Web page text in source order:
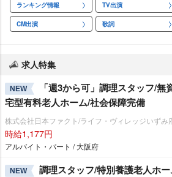
ランキング情報 TV出演
CM出演 歌詞
求人特集
NEW
「週3から可」調理スタッフ/
宅型有料老人ホーム/社会保障完備
株式会社日本ファクト/ライフ・ヴィレッジいずみ
時給1,177円
アルバイト・パート / 大阪府
NEW 調理スタッフ/特別養護老人ホ